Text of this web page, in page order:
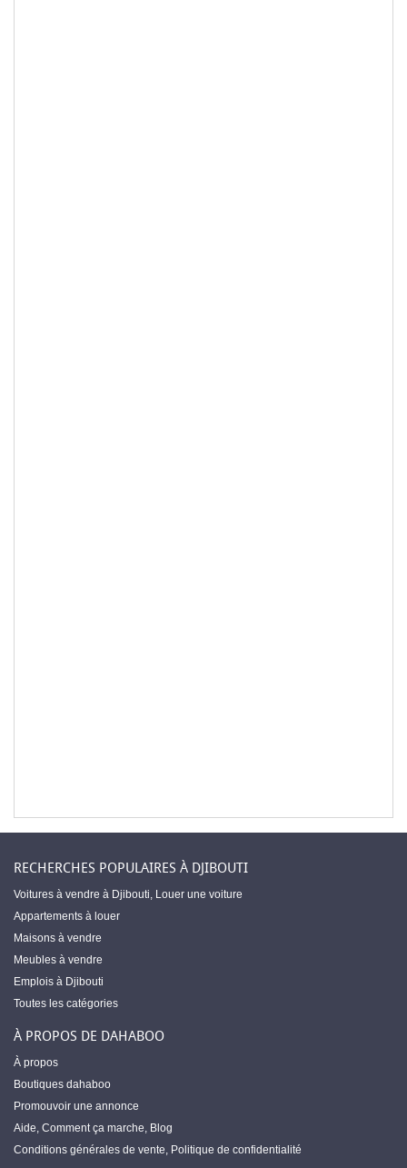
RECHERCHES POPULAIRES À DJIBOUTI
Voitures à vendre à Djibouti, Louer une voiture
Appartements à louer
Maisons à vendre
Meubles à vendre
Emplois à Djibouti
Toutes les catégories
À PROPOS DE DAHABOO
À propos
Boutiques dahaboo
Promouvoir une annonce
Aide, Comment ça marche, Blog
Conditions générales de vente, Politique de confidentialité